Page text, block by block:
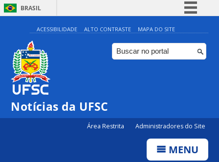
BRASIL
Simplifique!
Comunica BR
Participe
ACESSIBILIDADE ALTO CONTRASTE MAPA DO SITE
Notícias da UFSC
Área Restrita Administradores do Site
MENU